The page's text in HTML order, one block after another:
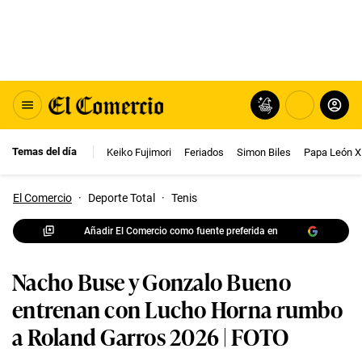
Temas del día Keiko Fujimori Feriados Simon Biles Papa León
El Comercio · Deporte Total · Tenis
Añadir El Comercio como fuente preferida en
Nacho Buse y Gonzalo Bueno
entrenan con Lucho Horna rumbo
a Roland Garros 2026 | FOTO